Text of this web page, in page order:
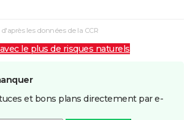
les données de la CCR
le plus de risques naturels
et bons plans directement par e-